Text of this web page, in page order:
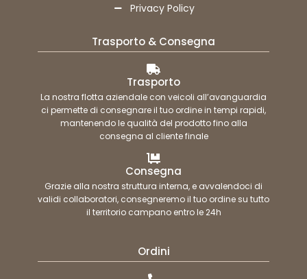
Privacy Policy
Trasporto & Consegna
Trasporto
La nostra flotta aziendale con veicoli all’avanguardia
ci permette di consegnare il tuo ordine in tempi rapidi,
mantenendo le qualità del prodotto fino alla
consegna al cliente finale
Consegna
Grazie alla nostra struttura interna, e avvalendoci di
validi collaboratori, consegneremo il tuo ordine su tutto
il territorio campano entro le 24h
Ordini